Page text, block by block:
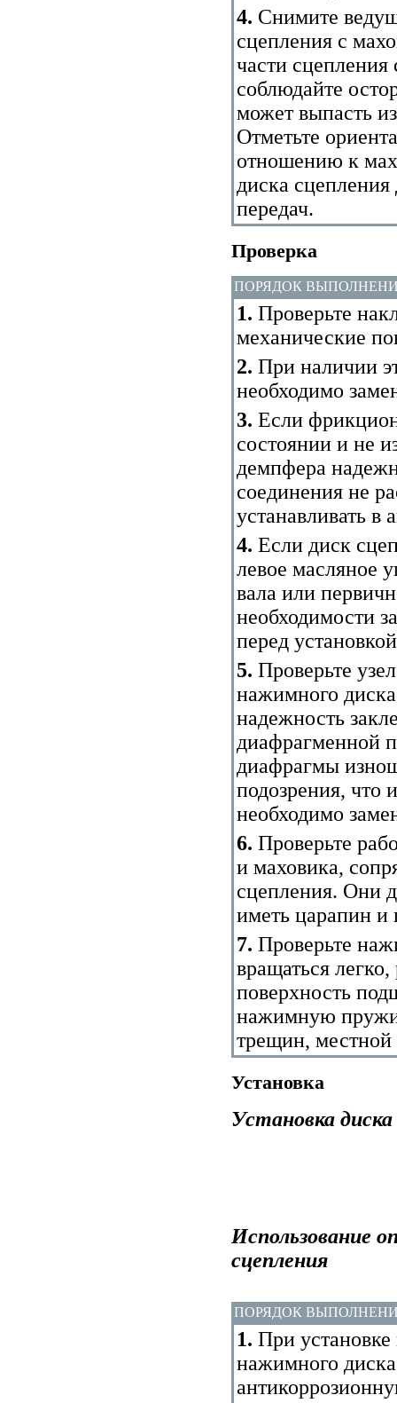
4. Снимите
сцепления с
части сцепления
соблюдайте
может выпасть
Отметьте
отношению к
диска
передач.
Проверка
ПОРЯДОК
1. Проверьте
механические
2. При наличии
необходимо
3. Если
состоянии и не
демпфера
соединения не
устанавливать в
4. Если диск
левое масляное
вала или
необходимости
перед
5. Проверьте
нажимного
надежность
диафрагменной
диафрагмы
подозрения, что
необходимо
6. Проверьте
и маховика,
сцепления. Они
иметь царапин и
7. Проверьте
вращаться
поверхность
нажимную
трещин, местной
Установка
Установка
Использование
сцепления
ПОРЯДОК
1. При
нажимного